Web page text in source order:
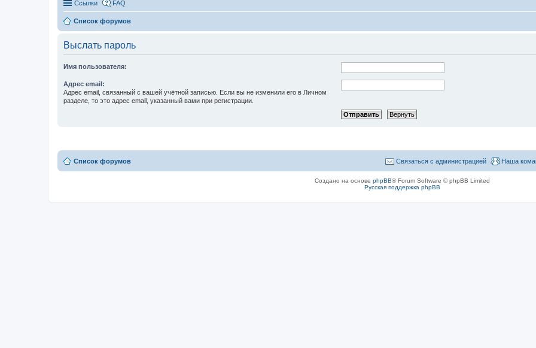
Ссылки FAQ
Список форумов
Выслать пароль
Имя пользователя:
Адрес email:
Адрес email, связанный с вашей учётной записью. Если вы не изменили его в Личном
разделе, то это адрес email, указанный вами при регистрации.
Список форумов Наша
Связаться с администрацией
Создано на основе phpBB® Forum Software © phpBB Limited
Русская поддержка phpBB